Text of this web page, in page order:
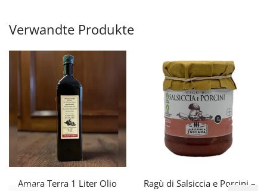
Verwandte Produkte
Amara Terra 1 Liter Olio
Ragù di Salsiccia e Porcini –